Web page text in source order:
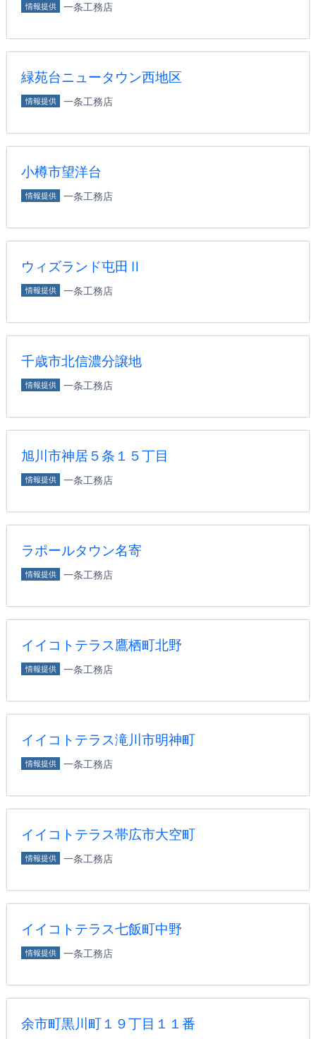
情報提供 一条工務店
緑苑台ニュータウン西地区
情報提供 一条工務店
小樽市望洋台
情報提供 一条工務店
ウィズランド屯田Ⅱ
情報提供 一条工務店
千歳市北信濃分譲地
情報提供 一条工務店
旭川市神居５条１５丁目
情報提供 一条工務店
ラポールタウン名寄
情報提供 一条工務店
イイコトテラス鷹栖町北野
情報提供 一条工務店
イイコトテラス滝川市明神町
情報提供 一条工務店
イイコトテラス帯広市大空町
情報提供 一条工務店
イイコトテラス七飯町中野
情報提供 一条工務店
余市町黒川町１９丁目１１番